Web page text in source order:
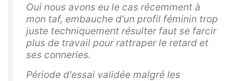
Oui nous avons eu le cas récemment à
mon taf, embauche d'un profil féminin trop
juste techniquement résulter faut se farcir
plus de travail pour rattraper le retard et
ses conneries.
Période d'essai validée malgré les